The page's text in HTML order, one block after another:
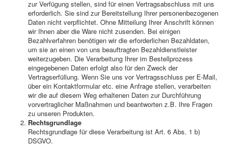
zur Verfügung stellen, sind für einen Vertragsabschluss mit uns
erforderlich. Sie sind zur Bereitstellung Ihrer personenbezogenen
Daten nicht verpflichtet. Ohne Mitteilung Ihrer Anschrift können
wir Ihnen aber die Ware nicht zusenden. Bei einigen
Bezahlverfahren benötigen wir die erforderlichen Bezahldaten,
um sie an einen von uns beauftragten Bezahldienstleister
weiterzugeben. Die Verarbeitung Ihrer im Bestellprozess
eingegebenen Daten erfolgt also für den Zweck der
Vertragserfüllung. Wenn Sie uns vor Vertragsschluss per E-Mail,
über ein Kontaktformular etc. eine Anfrage stellen, verarbeiten
wir die auf diesem Weg erhaltenen Daten zur Durchführung
vorvertraglicher Maßnahmen und beantworten z.B. Ihre Fragen
zu unseren Produkten.
Rechtsgrundlage
Rechtsgrundlage für diese Verarbeitung ist Art. 6 Abs. 1 b)
DSGVO.